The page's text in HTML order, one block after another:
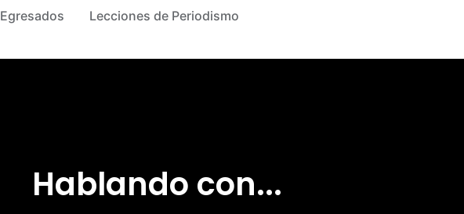
Egresados Lecciones de Periodismo
Hablando con...